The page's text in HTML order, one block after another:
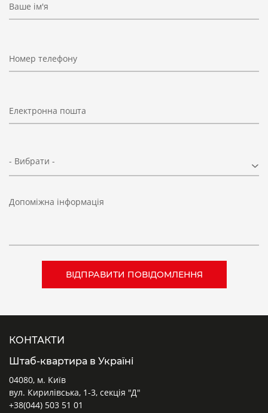
Ваше ім'я
Номер телефону
Електронна пошта
- Вибрати -
Допоміжна інформація
КОНТАКТИ
Штаб-квартира в Україні
04080, м. Київ
вул. Кирилівська, 1-3, секція "Д"
+38(044) 503 51 01